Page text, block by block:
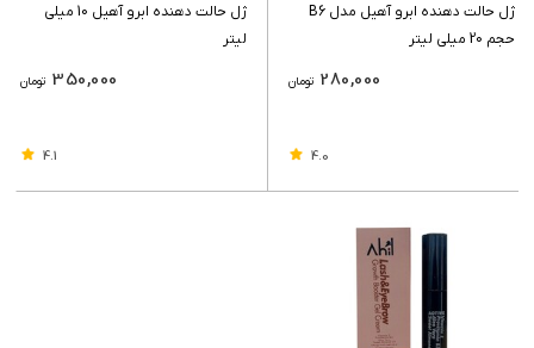
ژل حالت دهنده ابرو آهیل مدل B6
حجم 20 میلی لیتر
تومان 280,000
4.0
ژل حالت دهنده ابرو آهیل 10 میلی
لیتر
تومان 350,000
4.1